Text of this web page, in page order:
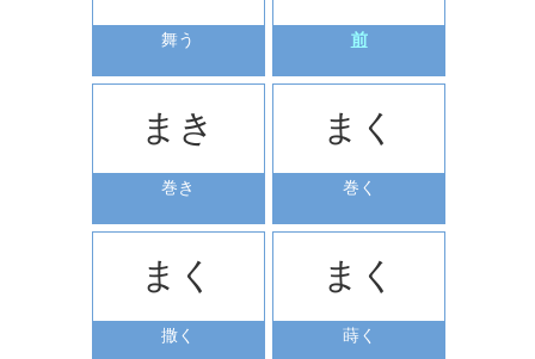
舞う 前
まき
巻き
まく
巻く
まく
撒く
まく
蒔く